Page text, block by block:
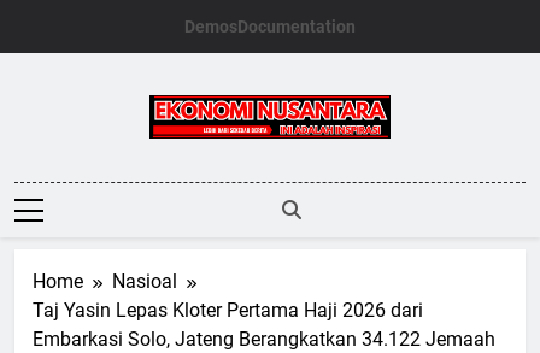
DemosDocumentation
Ekonomi
Nusantara
Home
Nasioal
Taj Yasin Lepas Kloter Pertama Haji 2026 dari
Embarkasi Solo, Jateng Berangkatkan 34.122 Jemaah